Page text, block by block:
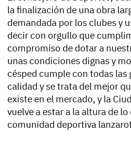
la finalización de una obra
demandada por los clubes y
decir con orgullo que
compromiso de dotar a
unas condiciones dignas y
césped cumple con todas las
calidad y se trata del mejor
existe en el mercado, y la
vuelve a estar a la altura de
comunidad deportiva